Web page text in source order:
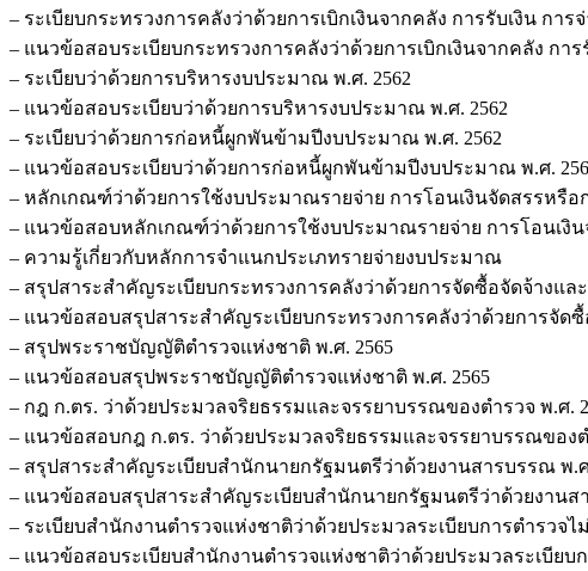
– ระเบียบกระทรวงการคลังว่าด้วยการเบิกเงินจากคลัง การรับเงิน กา
– แนวข้อสอบระเบียบกระทรวงการคลังว่าด้วยการเบิกเงินจากคลัง กา
– ระเบียบว่าด้วยการบริหารงบประมาณ พ.ศ. 2562
– แนวข้อสอบระเบียบว่าด้วยการบริหารงบประมาณ พ.ศ. 2562
– ระเบียบว่าด้วยการก่อหนี้ผูกพันข้ามปีงบประมาณ พ.ศ. 2562
– แนวข้อสอบระเบียบว่าด้วยการก่อหนี้ผูกพันข้ามปีงบประมาณ พ.ศ.
– หลักเกณฑ์ว่าด้วยการใช้งบประมาณรายจ่าย การโอนเงินจัดสรรหรือ
– แนวข้อสอบหลักเกณฑ์ว่าด้วยการใช้งบประมาณรายจ่าย การโอนเงิน
– ความรู้เกี่ยวกับหลักการจำแนกประเภทรายจ่ายงบประมาณ
– สรุปสาระสำคัญระเบียบกระทรวงการคลังว่าด้วยการจัดซื้อจัดจ้างแล
– แนวข้อสอบสรุปสาระสำคัญระเบียบกระทรวงการคลังว่าด้วยการจัด
– สรุปพระราชบัญญัติตำรวจแห่งชาติ พ.ศ. 2565
– แนวข้อสอบสรุปพระราชบัญญัติตำรวจแห่งชาติ พ.ศ. 2565
– กฎ ก.ตร. ว่าด้วยประมวลจริยธรรมและจรรยาบรรณของตำรวจ พ.ศ.
– แนวข้อสอบกฎ ก.ตร. ว่าด้วยประมวลจริยธรรมและจรรยาบรรณของต
– สรุปสาระสำคัญระเบียบสำนักนายกรัฐมนตรีว่าด้วยงานสารบรรณ พ.
– แนวข้อสอบสรุปสาระสำคัญระเบียบสำนักนายกรัฐมนตรีว่าด้วยงานส
– ระเบียบสำนักงานตำรวจแห่งชาติว่าด้วยประมวลระเบียบการตำรวจ
– แนวข้อสอบระเบียบสำนักงานตำรวจแห่งชาติว่าด้วยประมวลระเบีย